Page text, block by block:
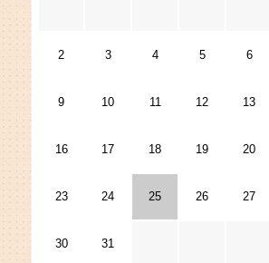
2 3 4 5 6
9 10 11 12 13
16 17 18 19 20
23 24 25 26 27
30 31